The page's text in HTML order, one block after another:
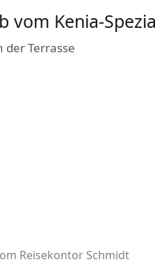
Reisekontor Schmidt